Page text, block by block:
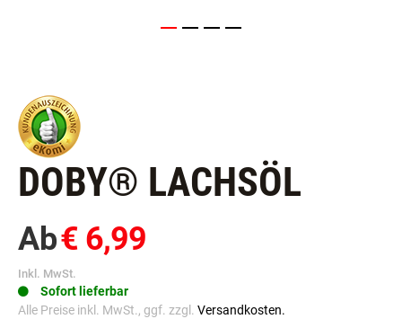
DOBY® LACHSÖL
Ab€ 6,99
Inkl. MwSt.
Sofort lieferbar
Alle Preise inkl. MwSt., ggf. zzgl. Versandkosten.